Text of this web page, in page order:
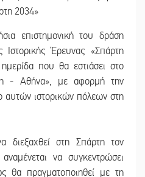
επιστημονική του δράση
Ιστορικής Έρευνας «Σπάρτη
που θα εστιάσει στο
- Αθήνα», με αφορμή την
αυτών ιστορικών πόλεων στη
διεξαχθεί στη Σπάρτη τον
να συγκεντρώσει
θα πραγματοποιηθεί με τη